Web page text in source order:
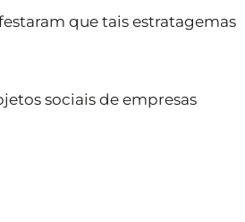
que tais estratagemas
sociais de empresas